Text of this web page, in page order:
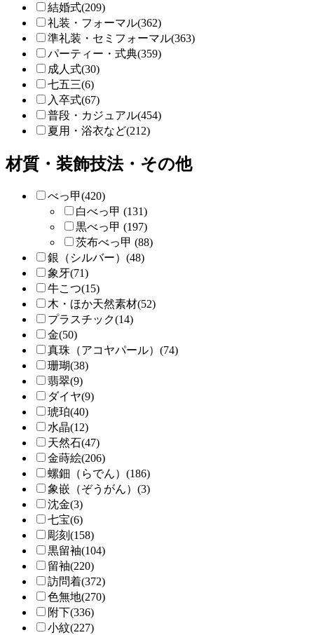
結婚式(209)
礼装・フォーマル(362)
準礼装・セミフォーマル(363)
パーティー・式典(359)
成人式(30)
七五三(6)
入卒式(67)
普段・カジュアル(454)
夏用・浴衣など(212)
材質・装飾技法・その他
べっ甲(420)
白べっ甲 (131)
黒べっ甲 (197)
茨布べっ甲 (88)
銀（シルバー）(48)
象牙(71)
牛こつ(15)
木・ほか天然素材(52)
プラスチック(14)
金(50)
真珠（アコヤパール）(74)
珊瑚(38)
翡翠(9)
ダイヤ(9)
琥珀(40)
水晶(12)
天然石(47)
金蒔絵(206)
螺鈿（らでん）(186)
象嵌（ぞうがん）(3)
沈金(3)
七宝(6)
彫刻(158)
黒留袖(104)
留袖(220)
訪問着(372)
色無地(270)
附下(336)
小紋(227)